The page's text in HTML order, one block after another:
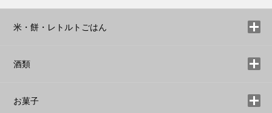
米・餅・レトルトごはん
酒類
お菓子